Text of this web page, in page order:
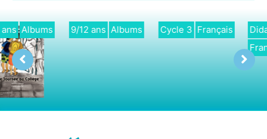
9/12 ans Albums Cycle 3 Français
Didactique